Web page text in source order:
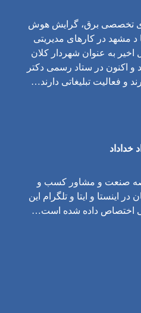
تخصصی برق، گرایش هوش
مشهد در کارهای مدیریتی
به عنوان شهردار کلان
و اکنون در ستاد رسمی دکتر
و فعالیت تبلیغاتی دارند…
خداداد
صنعت و مشاور کسب و
اینستا و ایتا و تلگرام این
اختصاص داده شده است…